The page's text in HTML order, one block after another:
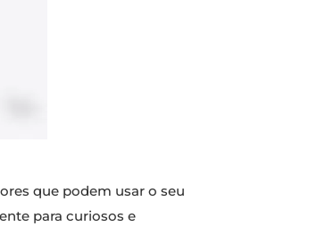
que podem usar o seu
para curiosos e